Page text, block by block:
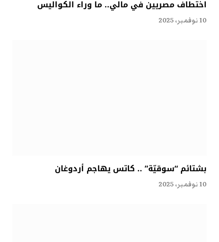
اختطاف مصريين في مالي.. ما وراء الكواليس
10 نوفمبر، 2025
بشتائم “سوقيّة” .. كاتس يهاجم أردوغان
10 نوفمبر، 2025